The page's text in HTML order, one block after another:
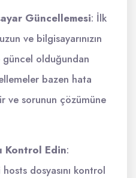
Güncellemesi: İlk
ve bilgisayarınızın
güncel olduğundan
bazen hata
ve sorunun çözümüne
Kontrol Edin:
hosts dosyasını kontrol